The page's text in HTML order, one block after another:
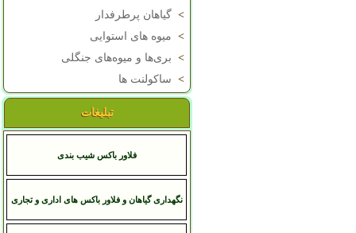
> گیاهان پرطرفدار
> میوه های استوایی
> بری‌ها و میوه‌های جنگلی
> ساکولنت ها
تبلیغات
فلاور باکس شیب بندی
نگهداری گیاهان و فلاور باکس های اداری و تجاری